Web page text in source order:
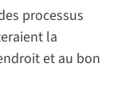
processus
la
et au bon